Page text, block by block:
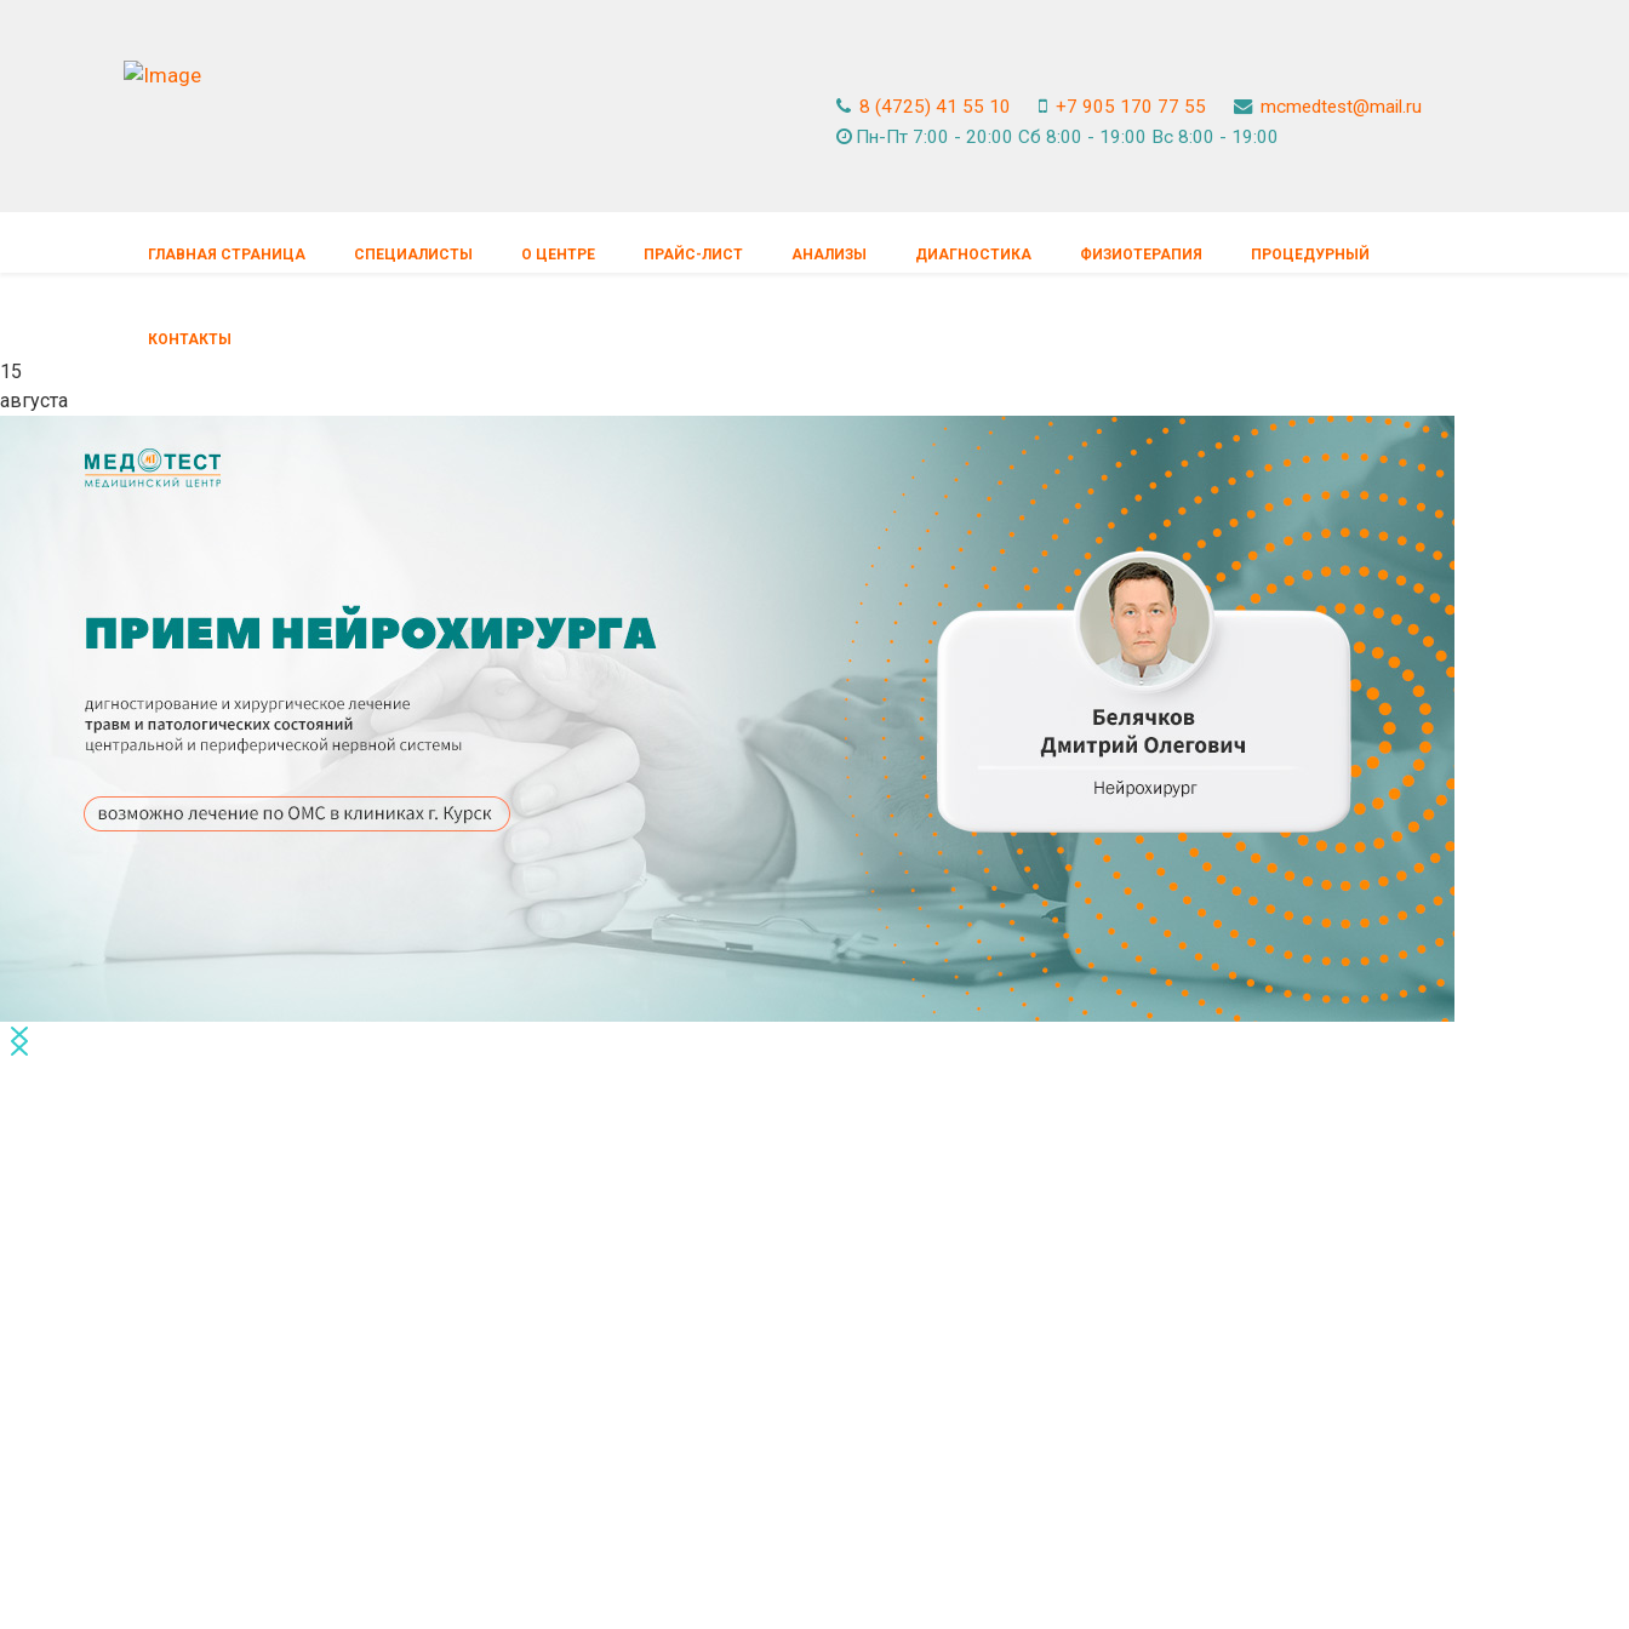
8 (4725) 41 55 10 +7 905 170 77 55
mcmedtest@mail.ru
Пн-Пт 7:00 - 20:00 Cб 8:00 - 19:00 Вс 8:00 - 19:00
ГЛАВНАЯ СТРАНИЦА СПЕЦИАЛИСТЫ О ЦЕНТРЕ ПРАЙС-ЛИСТ АНАЛИЗЫ ДИАГНОСТИКА ФИЗИОТЕРАПИЯ ПРОЦЕДУРНЫЙ
КОНТАКТЫ
15
августа